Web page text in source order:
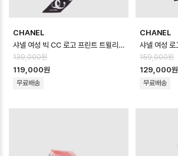
CHANEL
샤넬 여성 빅 CC 로고 프린트 트윌리 - Chanel Womens Big CC Logo …
139,000원
119,000원
무료배송
CHANEL
159,000원
129,000원
무료배송